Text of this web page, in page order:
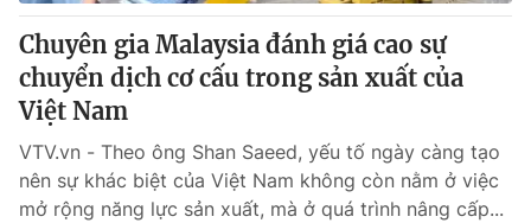
Chuyên gia Malaysia đánh giá cao sự
chuyển dịch cơ cấu trong sản xuất của
Việt Nam
VTV.vn - Theo ông Shan Saeed, yếu tố ngày càng tạo
nên sự khác biệt của Việt Nam không còn nằm ở việc
mở rộng năng lực sản xuất, mà ở quá trình nâng cấp...